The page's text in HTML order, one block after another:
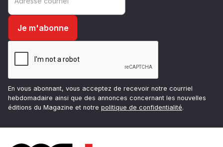
En vous abonnant, vous acceptez de recevoir notre courriel
hebdomadaire ainsi que des annonces concernant les nouvelles
éditions du Magazine et notre politique de confidentialité.